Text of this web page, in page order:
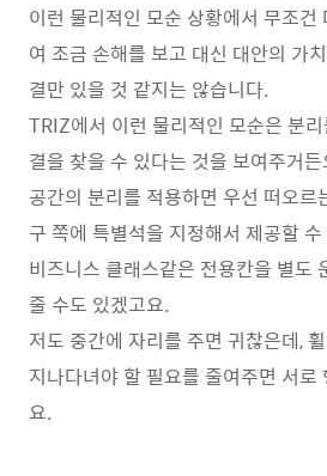
이런 물리적인 모순 상황에서 무조건
여 조금 손해를 보고 대신 대안의 가
결만 있을 것 같지는 않습니다.
TRIZ에서 이런 물리적인 모순은 분
결을 찾을 수 있다는 것을 보여주거든
공간의 분리를 적용하면 우선 떠오르
구 쪽에 특별석을 지정해서 제공할
비즈니스 클래스같은 전용칸을 별도
줄 수도 있겠고요.
저도 중간에 자리를 주면 귀찮은데,
지나다녀야 할 필요를 줄여주면 서
요.